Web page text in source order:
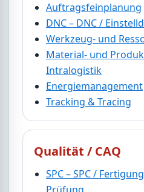
Auftragsfeinplanung
DNC – DNC /
Werkzeug- und
Material- und
Intralogistik
Energiemanagement
Tracking & Tracing
Qualität / CAQ
SPC – SPC /